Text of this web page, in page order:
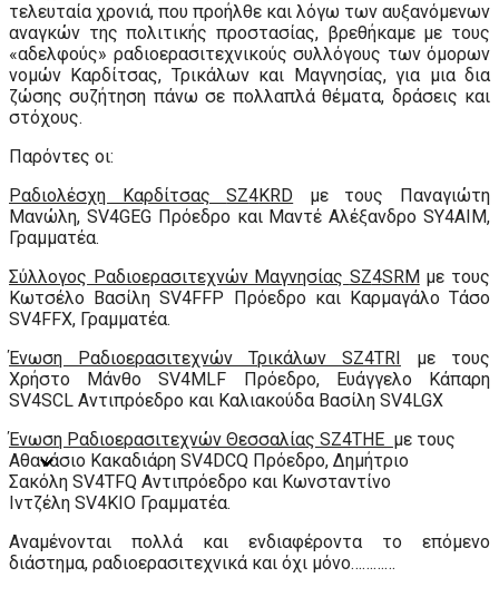
τελευταία χρονιά, που προήλθε και λόγω των αυξανόμενων
αναγκών της πολιτικής προστασίας, βρεθήκαμε με τους
«αδελφούς» ραδιοερασιτεχνικούς συλλόγους των όμορων
νομών Καρδίτσας, Τρικάλων και Μαγνησίας, για μια δια
ζώσης συζήτηση πάνω σε πολλαπλά θέματα, δράσεις και
στόχους.
Παρόντες οι:
Ραδιολέσχη ΚαρδίτσαςSZ4KRD με τους Παναγιώτη
Μανώλη, SV4GEGΠρόεδρο και Μαντέ Αλέξανδρο SY4AIM,
Γραμματέα.
Σύλλογος Ραδιοερασιτεχνών Μαγνησίας SZ4SRMμε τους
Κωτσέλο ΒασίληSV4FFP Πρόεδρο και Καρμαγάλο Τάσο
SV4FFX, Γραμματέα.
Ένωση Ραδιοερασιτεχνών Τρικάλων SZ4TRI με τους
Χρήστο ΜάνθοSV4MLF Πρόεδρο, Ευάγγελο Κάπαρη
SV4SCL Αντιπρόεδρο και Καλιακούδα Βασίλη SV4LGX
Ένωση Ραδιοερασιτεχνών Θεσσαλίας SZ4THE με τους
Αθανάσιο Κακαδιάρη SV4DCQ Πρόεδρο, Δημήτριο
Σακόλη SV4TFQ Αντιπρόεδρο και Κωνσταντίνο
Ιντζέλη SV4KIO Γραμματέα.
Αναμένονται πολλά και ενδιαφέροντα το επόμενο
διάστημα, ραδιοερασιτεχνικά και όχι μόνο…………